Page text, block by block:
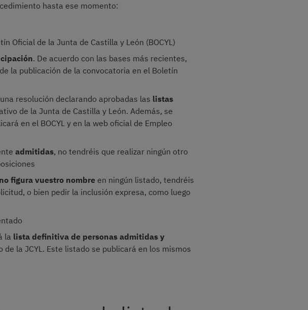
hasta ese momento:
Oficial de la Junta de Castilla y León (BOCYL)
. De acuerdo con las bases más recientes,
la publicación de la convocatoria en el Boletín
resolución declarando aprobadas las listas
de la Junta de Castilla y León. Además, se
en el BOCYL y en la web oficial de Empleo
admitidas, no tendréis que realizar ningún otro
no figura vuestro nombre en ningún listado, tendréis
o bien pedir la inclusión expresa, como luego
la lista definitiva de personas admitidas y
la JCYL. Este listado se publicará en los mismos